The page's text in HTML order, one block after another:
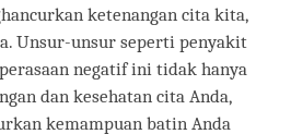
ketenangan cita kita,
Unsur-unsur seperti penyakit
negatif ini tidak hanya
dan kesehatan cita Anda,
kemampuan batin Anda